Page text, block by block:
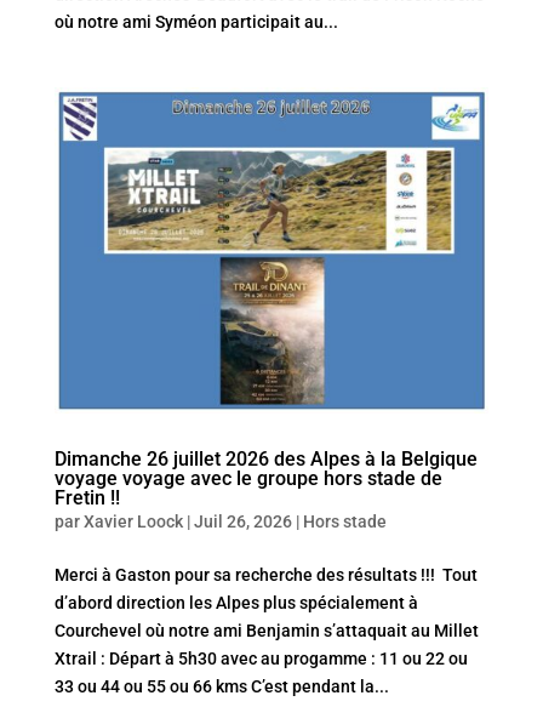
où notre ami Syméon participait au...
Dimanche 26 juillet 2026 des Alpes à la Belgique
voyage voyage avec le groupe hors stade de
Fretin !!
parXavier Loock|Juil 26, 2026| Hors stade
Merci à Gaston pour sa recherche des résultats !!! Tout
d’abord direction les Alpes plus spécialement à
Courchevel où notre ami Benjamin s’attaquait au Millet
Xtrail : Départ à 5h30 avec au progamme : 11 ou 22 ou
33 ou 44 ou 55 ou 66 kms C’est pendant la...